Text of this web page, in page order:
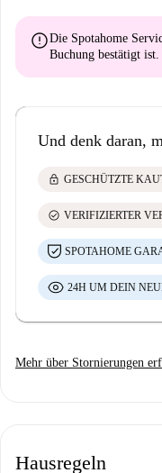
errorDie Spotahome
Buchung bestätigt ist.
Und denk daran,
lock GESCHÜTZTE
check_circle VERIFIZIERTER
SPOTAHOME
24H UM DEIN
Mehr über Stornierungen
Hausregeln